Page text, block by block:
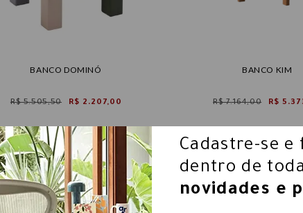
BANCO DOMINÓ
R$ 5.505,50 R$ 2.207,00
BANCO KIM
R$ 7.164,00 R$
Cadastre-se
dentro de
novidades e